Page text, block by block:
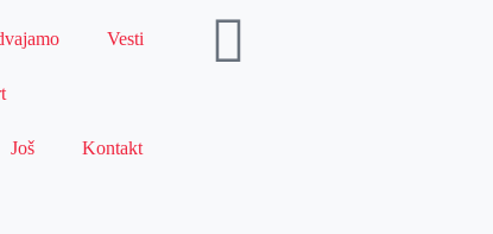
Vesti
Još Kontakt